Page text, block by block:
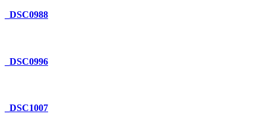
_DSC0988
_DSC0996
_DSC1007